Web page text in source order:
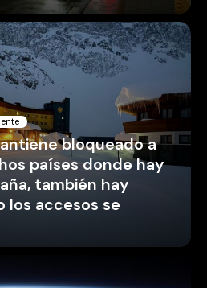
bloqueado a
países donde hay
también hay
los accesos se